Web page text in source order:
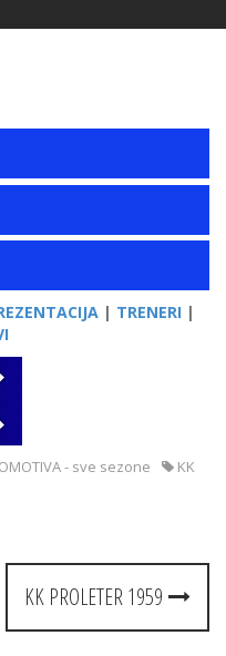
| TRENERI |
- sve sezone
KK
KK PROLETER 1959